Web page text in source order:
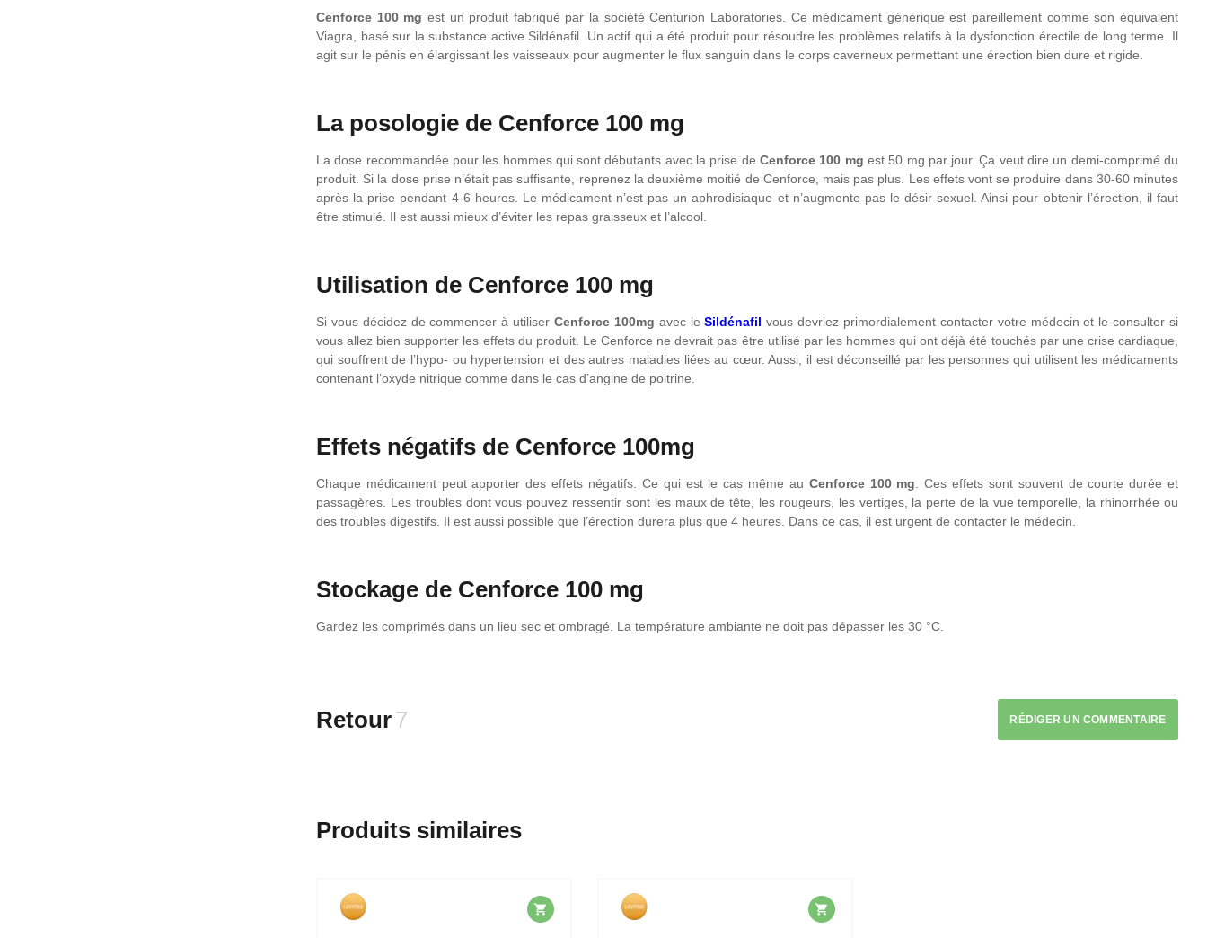
Cenforce 100 mg est un produit fabriqué par la société Centurion Laboratories. Ce médicament générique est pareillement comme son équivalent
Viagra, basé sur la substance active Sildénafil. Un actif qui a été produit pour résoudre les problèmes relatifs à la dysfonction érectile de long terme. Il
agit sur le pénis en élargissant les vaisseaux pour augmenter le flux sanguin dans le corps caverneux permettant une érection bien dure et rigide.
La posologie de Cenforce 100 mg
La dose recommandée pour les hommes qui sont débutants avec la prise de Cenforce 100 mg est 50 mg par jour. Ça veut dire un demi-comprimé du
produit. Si la dose prise n’était pas suffisante, reprenez la deuxième moitié de Cenforce, mais pas plus. Les effets vont se produire dans 30-60 minutes
après la prise pendant 4-6 heures. Le médicament n’est pas un aphrodisiaque et n’augmente pas le désir sexuel. Ainsi pour obtenir l’érection, il faut
être stimulé. Il est aussi mieux d’éviter les repas graisseux et l’alcool.
Utilisation de Cenforce 100 mg
Si vous décidez de commencer à utiliser Cenforce 100mg avec leSildénafil vous devriez primordialement contacter votre médecin et le consulter si
vous allez bien supporter les effets du produit. Le Cenforce ne devrait pas être utilisé par les hommes qui ont déjà été touchés par une crise cardiaque,
qui souffrent de l’hypo- ou hypertension et des autres maladies liées au cœur. Aussi, il est déconseillé par les personnes qui utilisent les médicaments
contenant l’oxyde nitrique comme dans le cas d’angine de poitrine.
Effets négatifs de Cenforce 100mg
Chaque médicament peut apporter des effets négatifs. Ce qui est le cas même au Cenforce 100 mg . Ces effets sont souvent de courte durée et
passagères. Les troubles dont vous pouvez ressentir sont les maux de tête, les rougeurs, les vertiges, la perte de la vue temporelle, la rhinorrhée ou
des troubles digestifs. Il est aussi possible que l’érection durera plus que 4 heures. Dans ce cas, il est urgent de contacter le médecin.
Stockage de Cenforce 100 mg
Gardez les comprimés dans un lieu sec et ombragé. La température ambiante ne doit pas dépasser les 30 °C.
Retour7 RÉDIGER UN COMMENTAIRE
Produits similaires